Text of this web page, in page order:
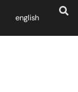
english